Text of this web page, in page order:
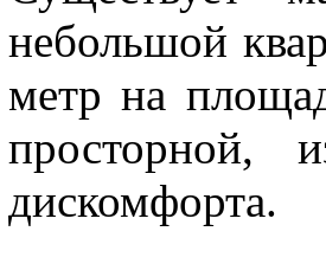
небольшой
метр на
просторной,
дискомфорта.